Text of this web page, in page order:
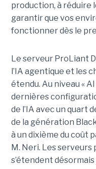
production, à réduire
garantir que vos
fonctionner dès le
Le serveur ProLiant
l’IA agentique et les
étendu. Au niveau «
dernières
de l’IA avec un quart
de la génération
à un dixième du coût
M. Neri. Les serveurs
s’étendent désormais